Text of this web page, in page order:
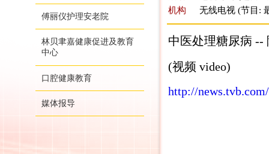
傅丽仪护理安老院
林贝聿嘉健康促进及教育
中心
口腔健康教育
媒体报导
机构
无线电视 (节目:
中医处理糖尿病 --
(视频 video)
http://